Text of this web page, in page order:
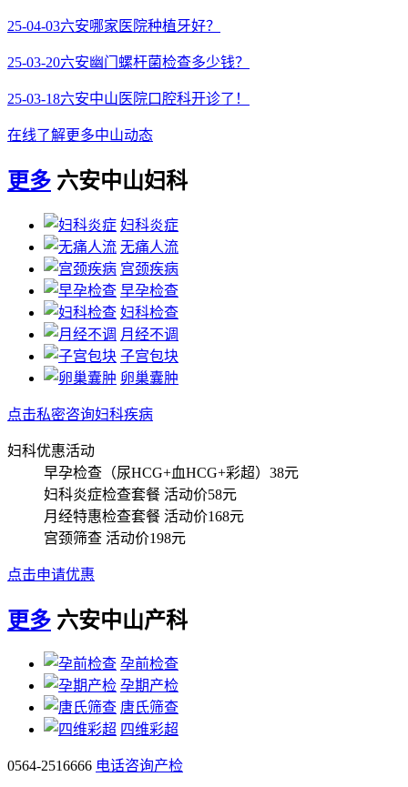
25-04-03六安哪家医院种植牙好？
25-03-20六安幽门螺杆菌检查多少钱？
25-03-18六安中山医院口腔科开诊了！
在线了解更多中山动态
更多 六安中山妇科
妇科炎症
无痛人流
宫颈疾病
早孕检查
妇科检查
月经不调
子宫包块
卵巢囊肿
点击私密咨询妇科疾病
妇科优惠活动
早孕检查（尿HCG+血HCG+彩超） 38元
妇科炎症检查套餐 活动价58元
月经特惠检查套餐 活动价168元
宫颈筛查 活动价198元
点击申请优惠
更多 六安中山产科
孕前检查
孕期产检
唐氏筛查
四维彩超
0564-2516666 电话咨询产检